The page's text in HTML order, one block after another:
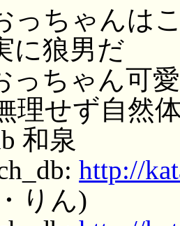
っちゃんは
に狼男だ
っちゃん可
理せず自然
和泉
http://
りん)